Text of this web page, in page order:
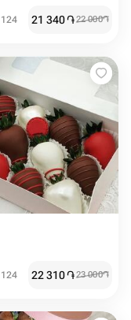
124 21 340֏22 000֏
124 22 310֏23 000֏